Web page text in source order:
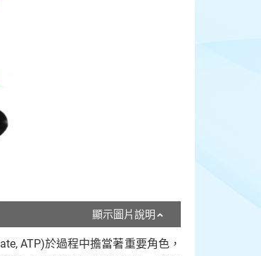
顯示圖片說明
ATP)於過程中擔當著重要角色，